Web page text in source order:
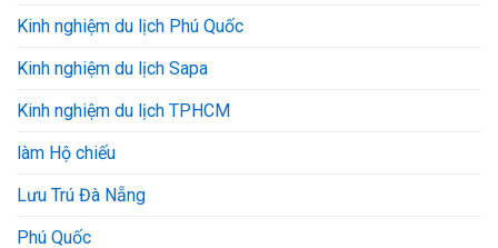
Kinh nghiệm du lịch Phú Quốc
Kinh nghiệm du lịch Sapa
Kinh nghiệm du lịch TPHCM
làm Hộ chiếu
Lưu Trú Đà Nẵng
Phú Quốc